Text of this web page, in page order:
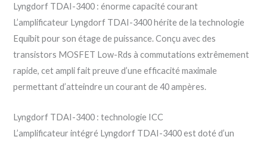
Lyngdorf TDAI-3400 : énorme capacité courant
L’amplificateur Lyngdorf TDAI-3400 hérite de la technologie
Equibit pour son étage de puissance. Conçu avec des
transistors MOSFET Low-Rds à commutations extrêmement
rapide, cet ampli fait preuve d’une efficacité maximale
permettant d’atteindre un courant de 40 ampères.
Lyngdorf TDAI-3400 : technologie ICC
L’amplificateur intégré Lyngdorf TDAI-3400 est doté d’un